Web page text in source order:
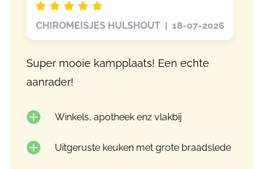
CHIROMEISJES HULSHOUT | 18-07-2026
Super mooie kampplaats! Een echte
aanrader!
Winkels, apotheek enz vlakbij
Uitgeruste keuken met grote braadslede